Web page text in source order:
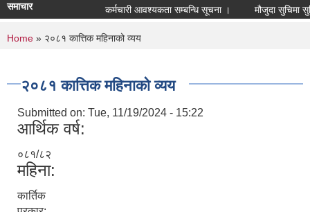
समाचार कर्मचारी आवश्यकता सम्बन्धि सूचना । मौजुदा सुचिमा
You are here
Home » २०८१ कात्तिक महिनाको व्यय
२०८१ कात्तिक महिनाको व्यय
Submitted on: Tue, 11/19/2024 - 15:22
आर्थिक वर्ष:
०८१/८२
महिना:
कार्तिक